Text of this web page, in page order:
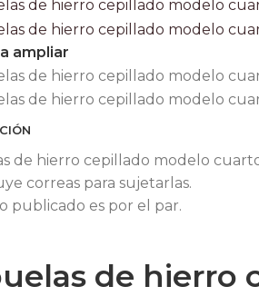
ampliar
de hierro cepillado modelo
correas para sujetarlas.
publicado es por el par.
de hierro